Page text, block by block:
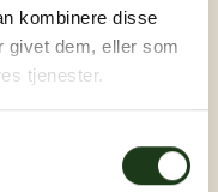
kombinere disse
givet dem, eller som
tjenester.